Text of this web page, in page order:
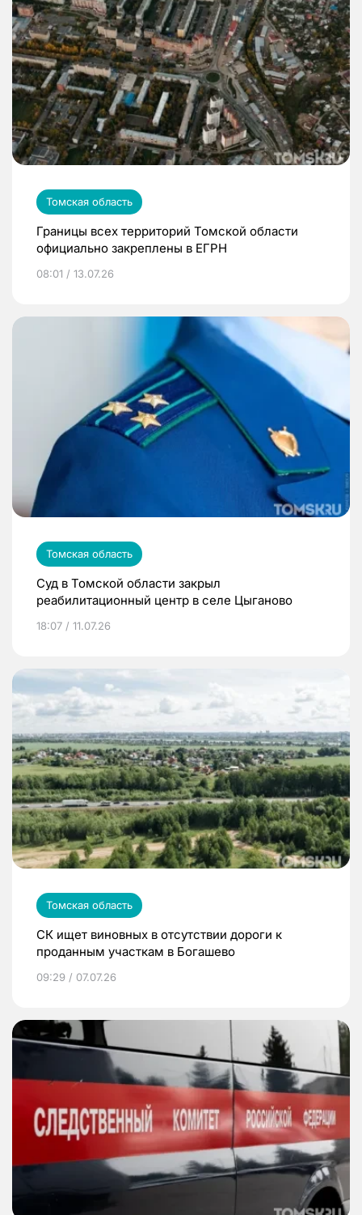
Томская область
Границы всех территорий Томской области
официально закреплены в ЕГРН
08:01 / 13.07.26
Томская область
Суд в Томской области закрыл
реабилитационный центр в селе Цыганово
18:07 / 11.07.26
Томская область
СК ищет виновных в отсутствии дороги к
проданным участкам в Богашево
09:29 / 07.07.26